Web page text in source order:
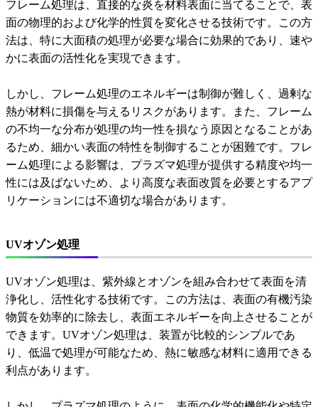
フレーム処理は、直接的な炎を材料表面に当てることで、表
面の物理的および化学的性質を変化させる技術です。この方
法は、特に大面積の処理が必要な場合に効果的であり、速や
かに表面の活性化を実現できます。
しかし、フレーム処理のエネルギーは制御が難しく、過剰な
熱が材料に損傷を与えるリスクがあります。また、フレーム
の不均一な分布が処理の均一性を損なう原因となることがあ
るため、細かい表面の特性を制御することが困難です。フレ
ーム処理による影響は、プラズマ処理が提供する精度や均一
性には及ばないため、より高度な表面改質を必要とするアプ
リケーションには不適切な場合があります。
UVオゾン処理
UVオゾン処理は、紫外線とオゾンを組み合わせて表面を清
浄化し、活性化する技術です。この方法は、表面の有機汚染
物質を効率的に除去し、表面エネルギーを向上させることが
できます。UVオゾン処理は、装置が比較的シンプルであ
り、低温で処理が可能なため、熱に敏感な材料に適用できる
利点があります。